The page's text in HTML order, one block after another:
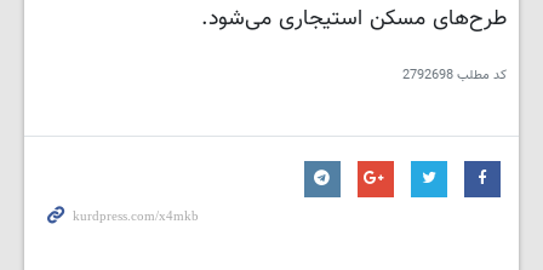
طرح‌های مسکن استیجاری می‌شود.
کد مطلب2792698